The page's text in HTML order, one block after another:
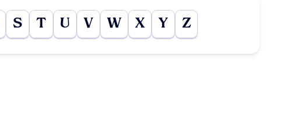
S T U V W X Y Z